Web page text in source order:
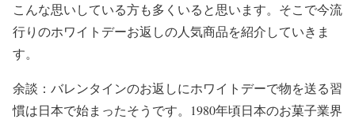
こんな思いしている方も多くいると思います。そこで今流
行りのホワイトデーお返しの人気商品を紹介していきま
す。
余談：バレンタインのお返しにホワイトデーで物を送る習
慣は日本で始まったそうです。1980年頃日本のお菓子業界